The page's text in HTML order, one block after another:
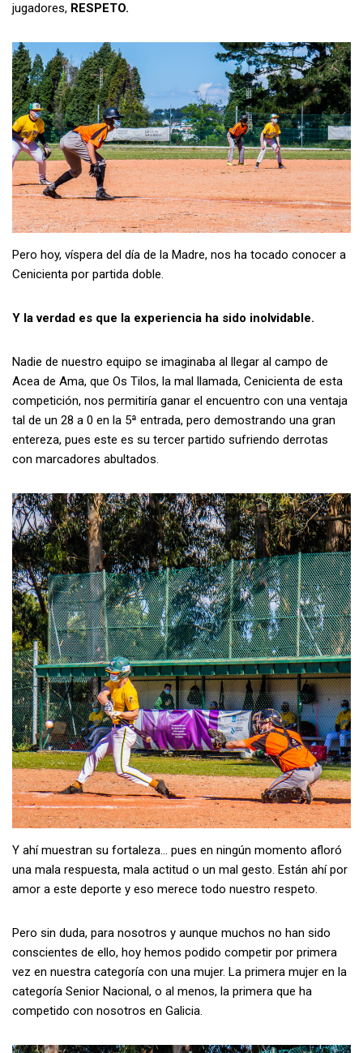
jugadores, RESPETO.
Pero hoy, víspera del día de la Madre, nos ha tocado conocer a
Cenicienta por partida doble.
Y la verdad es que la experiencia ha sido inolvidable.
Nadie de nuestro equipo se imaginaba al llegar al campo de
Acea de Ama, que Os Tilos, la mal llamada, Cenicienta de esta
competición, nos permitiría ganar el encuentro con una ventaja
tal de un 28 a 0 en la 5ª entrada, pero demostrando una gran
entereza, pues este es su tercer partido sufriendo derrotas
con marcadores abultados.
Y ahí muestran su fortaleza… pues en ningún momento afloró
una mala respuesta, mala actitud o un mal gesto. Están ahí por
amor a este deporte y eso merece todo nuestro respeto.
Pero sin duda, para nosotros y aunque muchos no han sido
conscientes de ello, hoy hemos podido competir por primera
vez en nuestra categoría con una mujer. La primera mujer en la
categoría Senior Nacional, o al menos, la primera que ha
competido con nosotros en Galicia.